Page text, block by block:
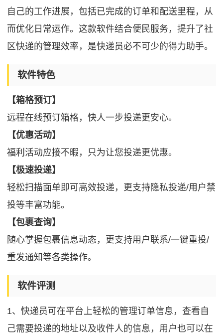
自己的工作进展，包括已完成的订单和配送里程，从
而优化日常运作。这款软件结合便民服务，提升了社
区快递的管理效率，是快递员必不可少的得力助手。
软件特色
【箱格预订】
远程在线预订箱格，快人一步投递更安心。
【优惠活动】
福利活动应接不暇，只为让您投递更优惠。
【极速投递】
轻松扫描面单即可高效投递，更支持隐私投递/用户禁
投等丰富功能。
【包裹查询】
随心掌握包裹信息动态，更支持用户联系/一键重投/
重发通知等各类操作。
软件评测
1、快递员可在平台上轻松的管理订单信息，查看自
己需要投递的地址以及收件人的信息，用户也可以在